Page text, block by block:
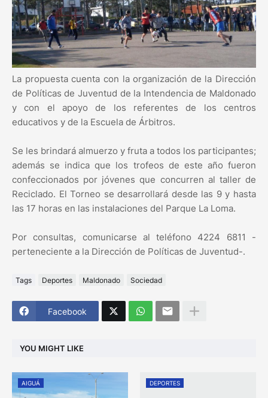
La propuesta cuenta con la organización de la Dirección
de Políticas de Juventud de la Intendencia de Maldonado
y con el apoyo de los referentes de los centros
educativos y de la Escuela de Árbitros.
Se les brindará almuerzo y fruta a todos los participantes;
además se indica que los trofeos de este año fueron
confeccionados por jóvenes que concurren al taller de
Reciclado. El Torneo se desarrollará desde las 9 y hasta
las 17 horas en las instalaciones del Parque La Loma.
Por consultas, comunicarse al teléfono 4224 6811 -
perteneciente a la Dirección de Políticas de Juventud-.
Tags Deportes Maldonado Sociedad
Facebook
YOU MIGHT LIKE
AIGUÁ DEPORTES